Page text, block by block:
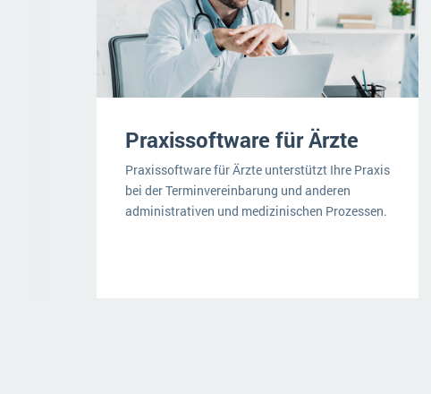
Praxissoftware für Ärzte
Praxissoftware für Ärzte unterstützt Ihre Praxis
bei der Terminvereinbarung und anderen
administrativen und medizinischen Prozessen.